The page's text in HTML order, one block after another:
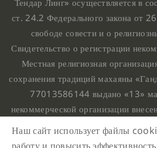
ст. 24.2 Федерального закона
свободе совести и о
Свидетельство о регистрации
Местная религиозная
сохранения традиций махаяны
77013586144 выдано «13»
некоммерческой организации
номером
Наш сайт использует файлы